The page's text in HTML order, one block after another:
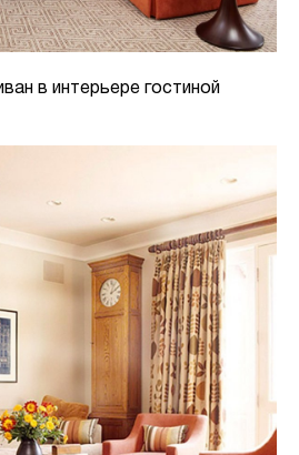
в интерьере гостиной